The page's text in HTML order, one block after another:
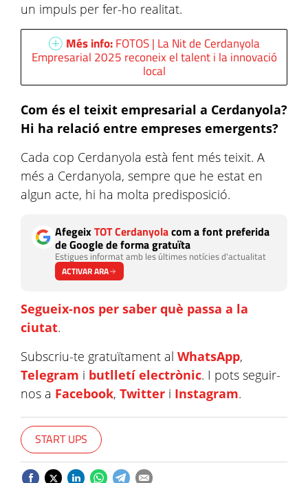
un impuls per fer-ho realitat.
Més info:FOTOS | La Nit de Cerdanyola
Empresarial 2025 reconeix el talent i la innovació
local
Com és el teixit empresarial a Cerdanyola?
Hi ha relació entre empreses emergents?
Cada cop Cerdanyola està fent més teixit. A
més a Cerdanyola, sempre que he estat en
algun acte, hi ha molta predisposició.
AfegeixTOT Cerdanyolacom a font preferida
de Google de forma gratuïta
Estigues informat amb les últimes notícies d'actualitat
ACTIVAR ARA
Segueix-nos per saber què passa a la
ciutat.
Subscriu-te gratuïtament al WhatsApp,
Telegram i butlletí electrònic. I pots seguir-
nos a Facebook, Twitter i Instagram.
START UPS